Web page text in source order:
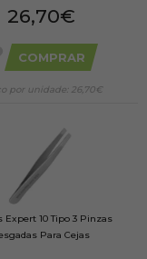
26,70€
COMPRAR
por unidade: 26,70€
Expert 10 Tipo 3 Pinzas
Para Cejas